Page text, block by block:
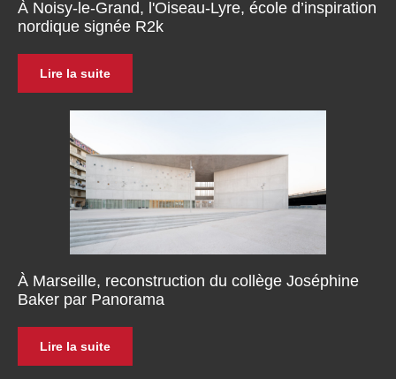
À Noisy-le-Grand, l'Oiseau-Lyre, école d’inspiration
nordique signée R2k
Lire la suite
À Marseille, reconstruction du collège Joséphine
Baker par Panorama
Lire la suite